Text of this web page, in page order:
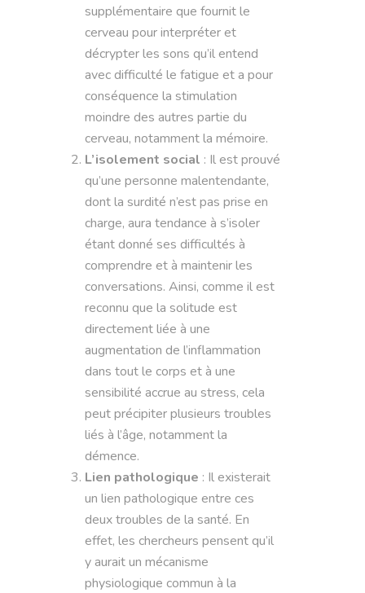
supplémentaire que fournit le
cerveau pour interpréter et
décrypter les sons qu’il entend
avec difficulté le fatigue et a pour
conséquence la stimulation
moindre des autres partie du
cerveau, notamment la mémoire.
L’isolement social : Il est prouvé
qu’une personne malentendante,
dont la surdité n’est pas prise en
charge, aura tendance à s’isoler
étant donné ses difficultés à
comprendre et à maintenir les
conversations. Ainsi, comme il est
reconnu que la solitude est
directement liée à une
augmentation de l’inflammation
dans tout le corps et à une
sensibilité accrue au stress, cela
peut précipiter plusieurs troubles
liés à l’âge, notamment la
démence.
Lien pathologique : Il existerait
un lien pathologique entre ces
deux troubles de la santé. En
effet, les chercheurs pensent qu’il
y aurait un mécanisme
physiologique commun à la